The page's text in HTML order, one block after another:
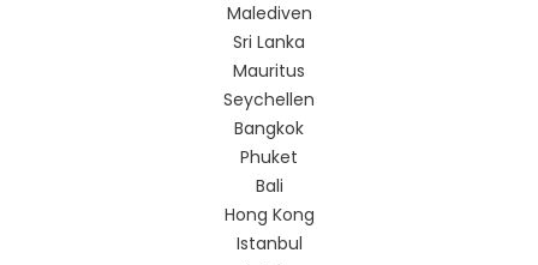
Malediven
Sri Lanka
Mauritus
Seychellen
Bangkok
Phuket
Bali
Hong Kong
Istanbul